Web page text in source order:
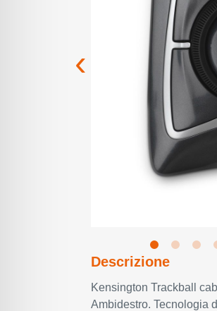
Descrizione
Kensington Trackball
Ambidestro. Tecnologia